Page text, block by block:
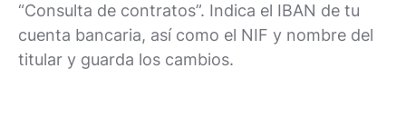
“Consulta de contratos”. Indica el IBAN de tu
cuenta bancaria, así como el NIF y nombre del
titular y guarda los cambios.